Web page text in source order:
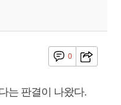
0
는 판결이 나왔다.